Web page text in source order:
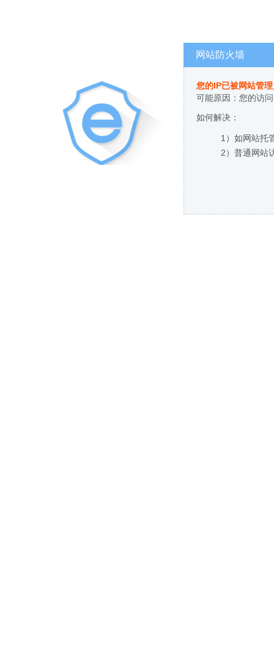
网站防火墙
您的IP已被网站管
可能原因：您的访
如何解决：
1）如网站托
2）普通网站